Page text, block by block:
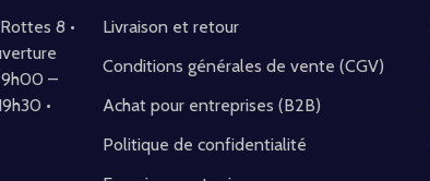
•
Livraison et retour
Conditions générales de vente (CGV)
Achat pour entreprises (B2B)
Politique de confidentialité